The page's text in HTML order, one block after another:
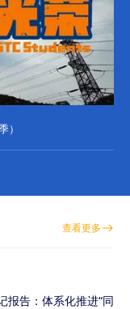
）
查看更多
报告：体系化推进“同